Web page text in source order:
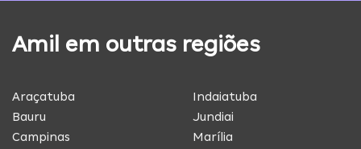
Amil em outras regiões
Araçatuba
Bauru
Campinas
Indaiatuba
Jundiai
Marília